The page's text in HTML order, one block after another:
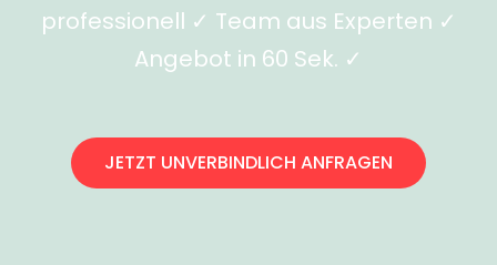
professionell ✓ Team aus Experten ✓
Angebot in 60 Sek. ✓
JETZT UNVERBINDLICH ANFRAGEN